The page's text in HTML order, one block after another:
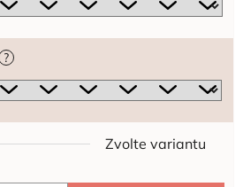
?
Zvolte variantu